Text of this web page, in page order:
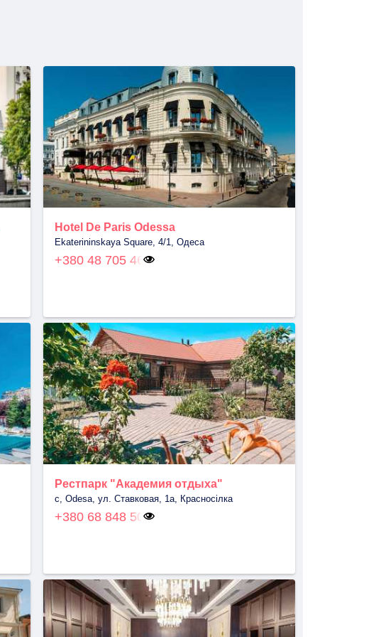
Hotel De Paris Odessa
Ekaterininskaya Square, 4/1, Одеса
+380 48 705 46
Рестпарк "Академия отдыха"
с, Odesa, ул. Ставковая, 1а, Красносілка
+380 68 848 50